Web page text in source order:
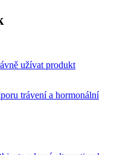
užívat produkt
trávení a hormonální